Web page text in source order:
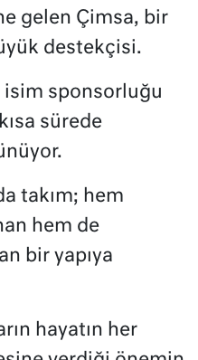
gelen Çimsa, bir
destekçisi.
isim sponsorluğu
sürede
takım; hem
hem de
bir yapıya
hayatın her